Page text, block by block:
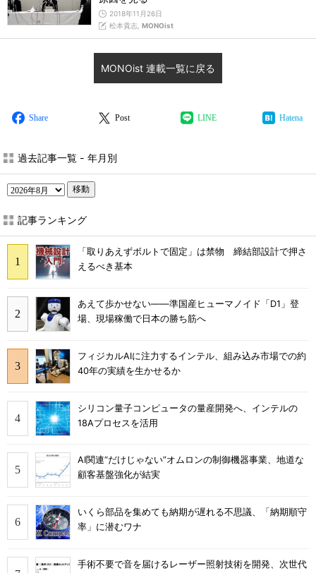
2018年11月26日
松本貴志, MONOist
MONOist 連載一覧に戻る
Share Post LINE Hatena
過去記事一覧 - 年月別
移動
記事ランキング
「取りあえずボルトで固定」は禁物 締結部設計で押さ
えるべき基本
あえて歩かせない――準国産ヒューマノイド「D1」登
場、現場稼働で日本の勝ち筋へ
フィジカルAIに注力するインテル、組み込み市場での約
40年の実績を生かせるか
シリコン量子コンピュータの量産開発へ、インテルの
18Aプロセスを活用
AI関連“だけじゃない”オムロンの制御機器事業、地道な
顧客基盤強化が結実
いくら部品を集めても納期が遅れる不思議、「納期順守
率」に潜むワナ
手術不要で音を届けるレーザー照射技術を開発、次世代